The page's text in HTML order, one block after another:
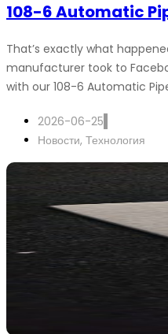
108-6 Automatic
That’s exactly what
manufacturer took to
with our 108-6 Automatic
2026-06-25
Новости, Технология